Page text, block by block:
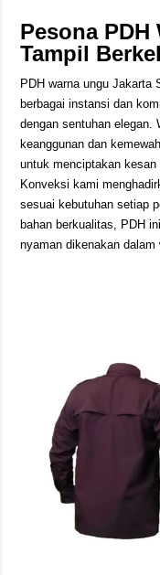
Pesona PDH
Tampil
PDH warna ungu Jakarta
berbagai instansi dan
dengan sentuhan elegan.
keanggunan dan
untuk menciptakan
Konveksi kami
sesuai kebutuhan setiap
bahan berkualitas, PDH
nyaman dikenakan dalam